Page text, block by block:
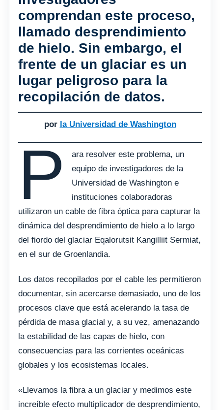
comprendan este proceso,
llamado desprendimiento
de hielo. Sin embargo, el
frente de un glaciar es un
lugar peligroso para la
recopilación de datos.
por la Universidad de Washington
P
ara resolver este problema, un
equipo de investigadores de la
Universidad de Washington e
instituciones colaboradoras
utilizaron un cable de fibra óptica para capturar la
dinámica del desprendimiento de hielo a lo largo
del fiordo del glaciar Eqalorutsit Kangilliit Sermiat,
en el sur de Groenlandia.
Los datos recopilados por el cable les permitieron
documentar, sin acercarse demasiado, uno de los
procesos clave que está acelerando la tasa de
pérdida de masa glacial y, a su vez, amenazando
la estabilidad de las capas de hielo, con
consecuencias para las corrientes oceánicas
globales y los ecosistemas locales.
«Llevamos la fibra a un glaciar y medimos este
increíble efecto multiplicador de desprendimiento,